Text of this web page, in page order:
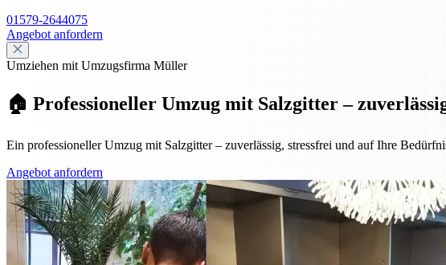
01579-2644075
Angebot anfordern
Umziehen mit Umzugsfirma Müller
🏠 Professioneller Umzug mit Salzgitter –
Ein professioneller Umzug mit Salzgitter – zuverlässig, stressfrei und auf Ihre
Angebot anfordern